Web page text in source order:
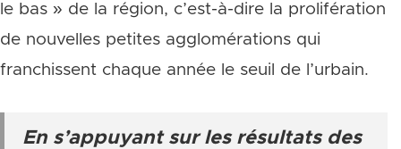
le bas » de la région, c’est-à-dire la prolifération
de nouvelles petites agglomérations qui
franchissent chaque année le seuil de l’urbain.
En s’appuyant sur les résultats des